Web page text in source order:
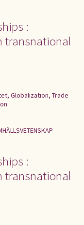
:
transnational
Globalization, Trade
:
transnational